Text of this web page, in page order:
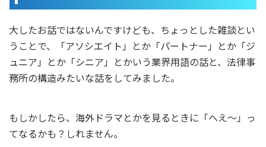
大したお話ではないんですけども、ちょっとした雑談とい
うことで、「アソシエイト」とか「パートナー」とか「ジ
ュニア」とか「シニア」とかいう業界用語の話と、法律事
務所の構造みたいな話をしてみました。
もしかしたら、海外ドラマとかを見るときに「へえ～」っ
てなるかも？しれません。